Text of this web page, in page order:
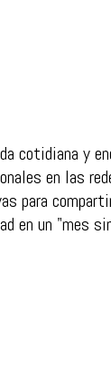
cotidiana y
en las
para
en un "mes